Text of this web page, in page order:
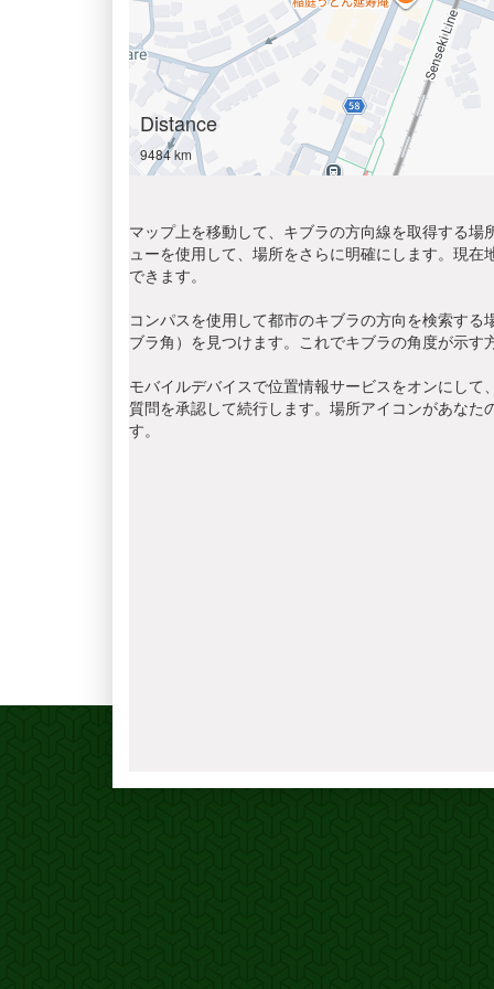
Distance
9484 km
マップ上を移動して、キブラの方向線を取得する
ューを使用して、場所をさらに明確にします。現
できます。
コンパスを使用して都市のキブラの方向を検索す
ブラ角）を見つけます。これでキブラの角度が示す
モバイルデバイスで位置情報サービスをオンにし
質問を承認して続行します。場所アイコンがあな
す。